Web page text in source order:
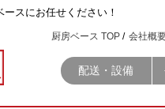
スにお任せください！
厨房ベース TOP 会社概
配送・設備